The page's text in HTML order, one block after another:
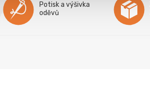
Potisk a výšivka
oděvů